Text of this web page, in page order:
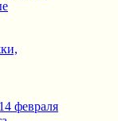
февраля